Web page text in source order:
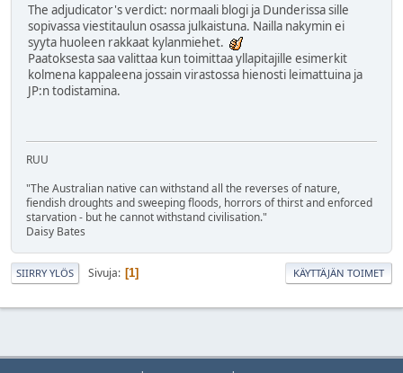
The adjudicator's verdict: normaali blogi ja Dunderissa sille
sopivassa viestitaulun osassa julkaistuna. Nailla nakymin ei
syyta huoleen rakkaat kylanmiehet.
Paatoksesta saa valittaa kun toimittaa yllapitajille esimerkit
kolmena kappaleena jossain virastossa hienosti leimattuina ja
JP:n todistamina.
RUU
"The Australian native can withstand all the reverses of nature,
fiendish droughts and sweeping floods, horrors of thirst and enforced
starvation - but he cannot withstand civilisation."
Daisy Bates
SIIRRY YLÖS Sivuja 1 KÄYTTÄJÄN TOIMET